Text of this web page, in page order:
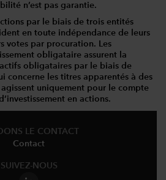
n’est pas garantie.
par le biais de trois entités
en toute indépendance de leurs
votes par procuration. Les
obligataire assurent la
obligataires par le biais de
concerne les titres apparentés à des
uniquement pour le compte
en actions.
LE CONTACT
Contact
SUIVEZ-NOUS